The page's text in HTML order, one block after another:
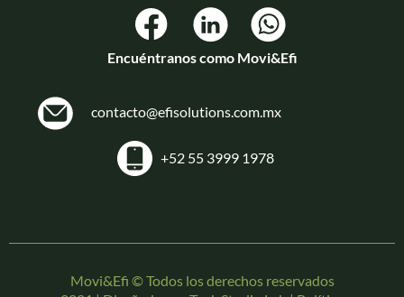
Encuéntranos como Movi&Efi
contacto@efisolutions.com.mx
+52 55 3999 1978
Movi&Efi © Todos los derechos reservados